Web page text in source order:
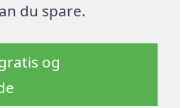
du spare.
og